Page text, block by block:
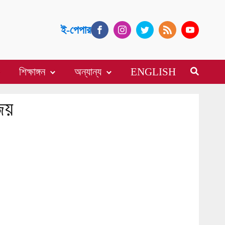
ই-পেপার
শিক্ষাঙ্গন অন্যান্য ENGLISH